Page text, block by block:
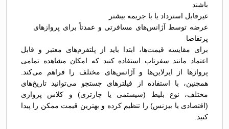
باشند
غیرقابل استرداد یا با جریمه بیشتر
عرضه توسط آژانس‌های مسافرتی و عمدتاً برای پروازهای
پرتقاضا
برای مقایسه قیمت‌ها، ابتدا باید از پلتفرم‌های معتبر و قابل
اعتماد مانند سفرتاپ استفاده کنید که امکان مشاهده تمامی
پروازها از ایرلاین‌ها و آژانس‌های مختلف را فراهم می‌کند.
همچنین، با استفاده از فیلترهای جستجو می‌توانید تاریخ‌های
مختلف، نوع بلیط (سیستمی یا چارتری) و کلاس پروازی
(اقتصادی یا بیزنس) را تنظیم کرده و بهترین قیمت ممکن را پیدا
کنید.